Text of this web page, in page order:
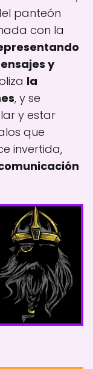
panteón
con la
y
la
, y se
y estar
que
invertida,